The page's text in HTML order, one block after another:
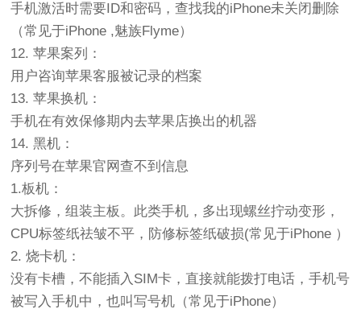
手机激活时需要ID和密码，查找我的iPhone未关闭删除
（常见于iPhone ,魅族Flyme）
12. 苹果案列：
用户咨询苹果客服被记录的档案
13. 苹果换机：
手机在有效保修期内去苹果店换出的机器
14. 黑机：
序列号在苹果官网查不到信息
1.板机：
大拆修，组装主板。此类手机，多出现螺丝拧动变形，
CPU标签纸祛皱不平，防修标签纸破损(常见于iPhone ）
2. 烧卡机：
没有卡槽，不能插入SIM卡，直接就能拨打电话，手机号
被写入手机中，也叫写号机（常见于iPhone）